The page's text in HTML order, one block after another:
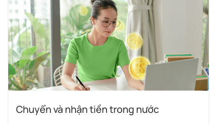
Chuyển và nhận tiền trong nước